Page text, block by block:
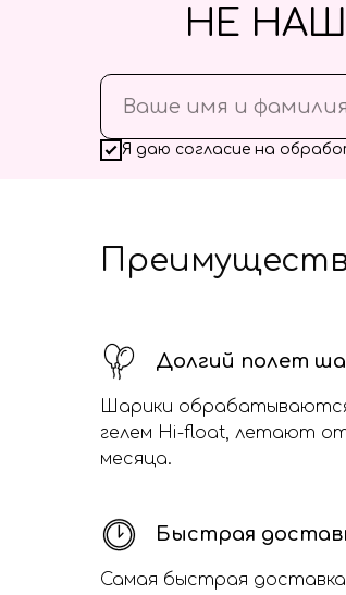
Я даю согласие на
НЕ
Долгий полет
Шарики
гелем Hi-float, летают
месяца.
Быстрая
Самая быстрая